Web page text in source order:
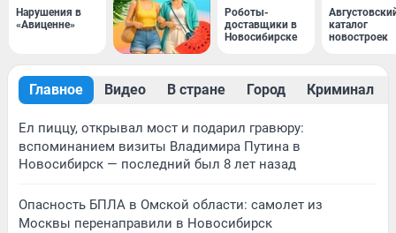
Нарушения в
«Авиценне»
Роботы-
доставщики в
Новосибирске
каталог
новостроек
Главное Видео В стране Город Криминал
Ел пиццу, открывал мост и подарил гравюру:
вспоминанием визиты Владимира Путина в
Новосибирск — последний был 8 лет назад
Опасность БПЛА в Омской области: самолет из
Москвы перенаправили в Новосибирск